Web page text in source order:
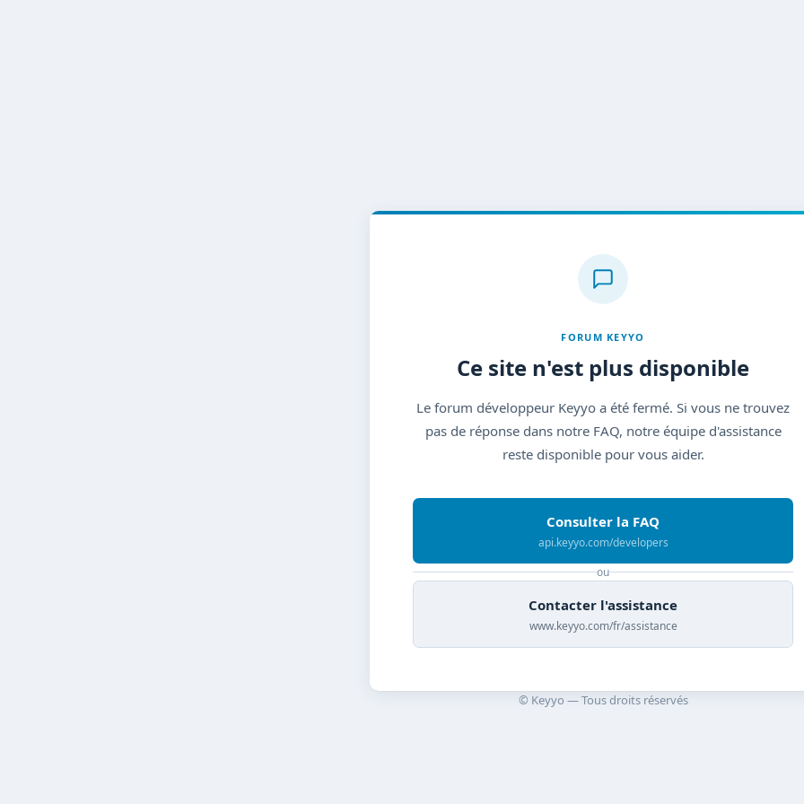
FORUM KEYYO
Ce site n'est plus disponible
Le forum développeur Keyyo a été fermé. Si vous ne trouvez
pas de réponse dans notre FAQ, notre équipe d'assistance
reste disponible pour vous aider.
Consulter la FAQ
api.keyyo.com/developers
ou
Contacter l'assistance
www.keyyo.com/fr/assistance
© Keyyo — Tous droits réservés